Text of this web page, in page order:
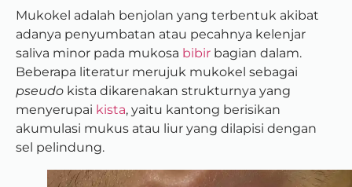
Mukokel adalah benjolan yang terbentuk akibat
adanya penyumbatan atau pecahnya kelenjar
saliva minor pada mukosa bibir bagian dalam.
Beberapa literatur merujuk mukokel sebagai
pseudo kista dikarenakan strukturnya yang
menyerupai kista, yaitu kantong berisikan
akumulasi mukus atau liur yang dilapisi dengan
sel pelindung.